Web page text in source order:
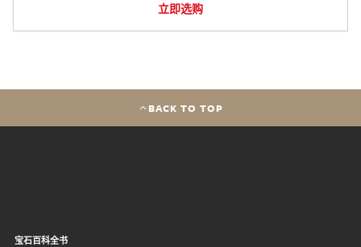
立即选购
BACK TO TOP
宝石百科全书